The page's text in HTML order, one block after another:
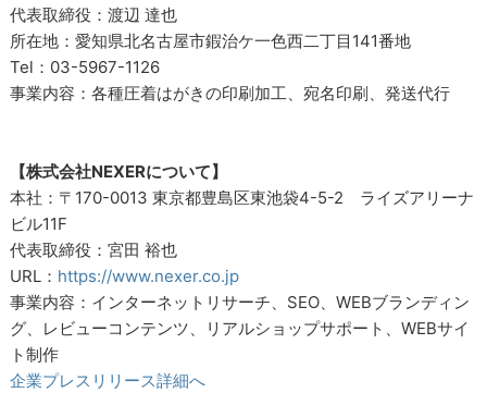
代表取締役：渡辺 達也
所在地：愛知県北名古屋市鍜治ケ一色西二丁目141番地
Tel：03-5967-1126
事業内容：各種圧着はがきの印刷加工、宛名印刷、発送代行
【株式会社NEXERについて】
本社：〒170-0013 東京都豊島区東池袋4-5-2 ライズアリーナ
ビル11F
代表取締役：宮田 裕也
URL： https://www.nexer.co.jp
事業内容：インターネットリサーチ、SEO、WEBブランディン
グ、レビューコンテンツ、リアルショップサポート、WEBサイ
ト制作
企業プレスリリース詳細へ